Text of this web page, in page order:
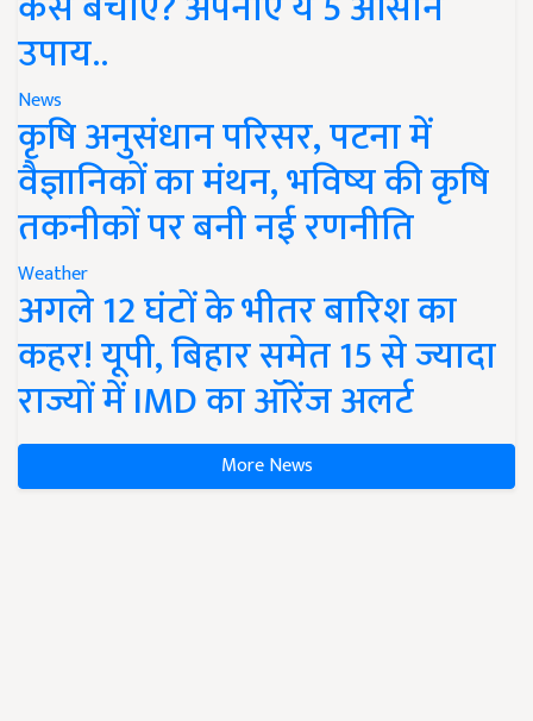
उपाय..
News
कृषि अनुसंधान परिसर, पटना में
वैज्ञानिकों का मंथन, भविष्य की कृषि
तकनीकों पर बनी नई रणनीति
Weather
अगले 12 घंटों के भीतर बारिश का
कहर! यूपी, बिहार समेत 15 से ज्यादा
राज्यों में IMD का ऑरेंज अलर्ट
More News